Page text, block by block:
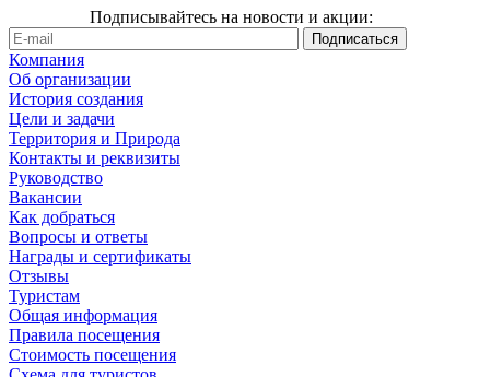
Подписывайтесь на новости и акции:
Компания
Об организации
История создания
Цели и задачи
Территория и Природа
Контакты и реквизиты
Руководство
Вакансии
Как добраться
Вопросы и ответы
Награды и сертификаты
Отзывы
Туристам
Общая информация
Правила посещения
Стоимость посещения